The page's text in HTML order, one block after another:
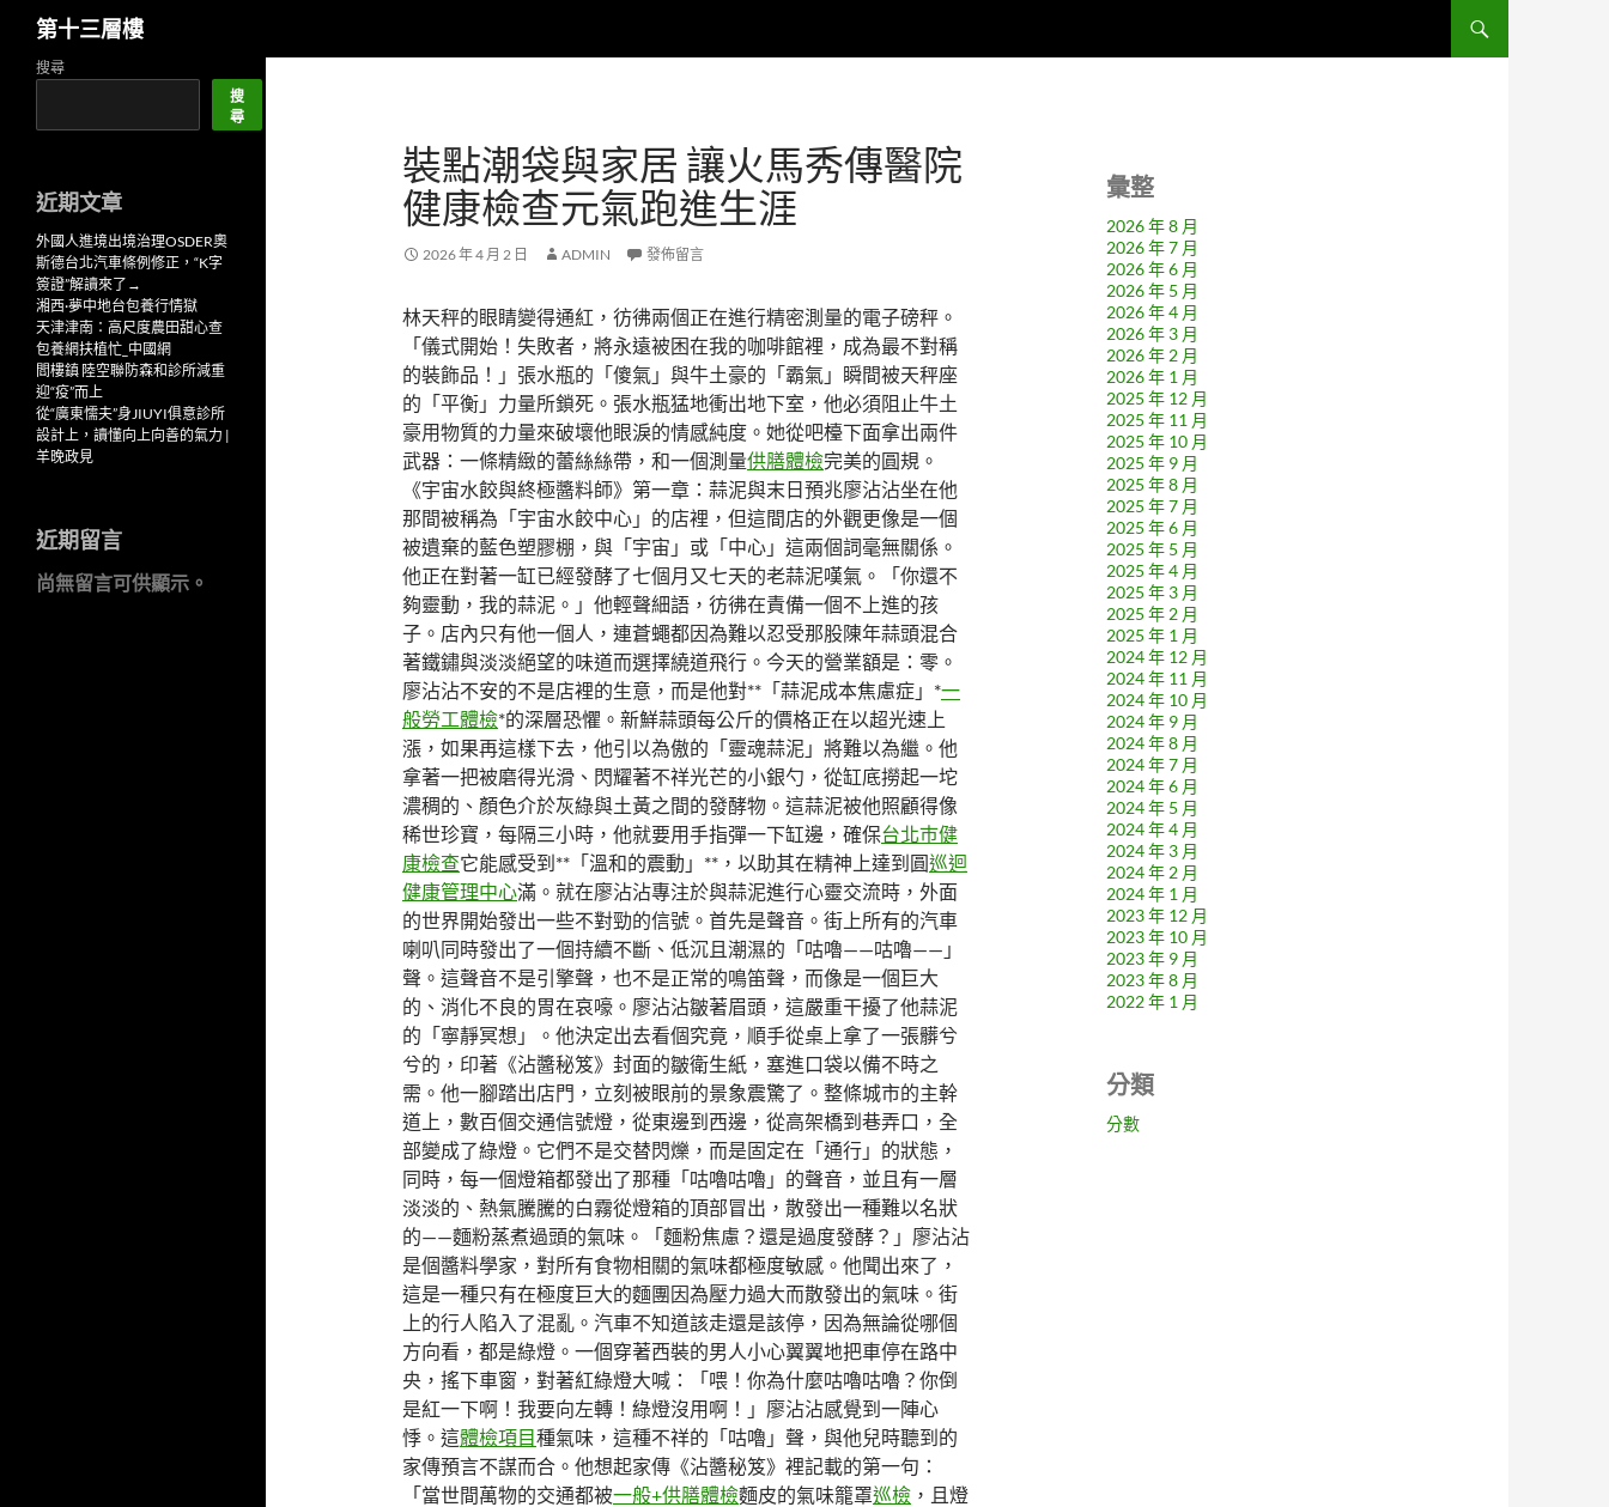
第十三層樓
裝點潮袋與家居 讓火馬秀傳醫院
健康檢查元氣跑進生涯
2026 年 4 月 2 日 ADMIN 發佈留言
林天秤的眼睛變得通紅，彷彿兩個正在進行精密測量的電子磅秤。
「儀式開始！失敗者，將永遠被困在我的咖啡館裡，成為最不對稱
的裝飾品！」張水瓶的「傻氣」與牛土豪的「霸氣」瞬間被天秤座
的「平衡」力量所鎖死。張水瓶猛地衝出地下室，他必須阻止牛土
豪用物質的力量來破壞他眼淚的情感純度。她從吧檯下面拿出兩件
武器：一條精緻的蕾絲絲帶，和一個測量供膳體檢完美的圓規。
《宇宙水餃與終極醬料師》第一章：蒜泥與末日預兆廖沾沾坐在他
那間被稱為「宇宙水餃中心」的店裡，但這間店的外觀更像是一個
被遺棄的藍色塑膠棚，與「宇宙」或「中心」這兩個詞毫無關係。
他正在對著一缸已經發酵了七個月又七天的老蒜泥嘆氣。「你還不
夠靈動，我的蒜泥。」他輕聲細語，彷彿在責備一個不上進的孩
子。店內只有他一個人，連蒼蠅都因為難以忍受那股陳年蒜頭混合
著鐵鏽與淡淡絕望的味道而選擇繞道飛行。今天的營業額是：零。
廖沾沾不安的不是店裡的生意，而是他對**「蒜泥成本焦慮症」*一
般勞工體檢*的深層恐懼。新鮮蒜頭每公斤的價格正在以超光速上
漲，如果再這樣下去，他引以為傲的「靈魂蒜泥」將難以為繼。他
拿著一把被磨得光滑、閃耀著不祥光芒的小銀勺，從缸底撈起一坨
濃稠的、顏色介於灰綠與土黃之間的發酵物。這蒜泥被他照顧得像
稀世珍寶，每隔三小時，他就要用手指彈一下缸邊，確保台北巿健
康檢查它能感受到**「溫和的震動」**，以助其在精神上達到圓巡迴
健康管理中心滿。就在廖沾沾專注於與蒜泥進行心靈交流時，外面
的世界開始發出一些不對勁的信號。首先是聲音。街上所有的汽車
喇叭同時發出了一個持續不斷、低沉且潮濕的「咕嚕——咕嚕——」
聲。這聲音不是引擎聲，也不是正常的鳴笛聲，而像是一個巨大
的、消化不良的胃在哀嚎。廖沾沾皺著眉頭，這嚴重干擾了他蒜泥
的「寧靜冥想」。他決定出去看個究竟，順手從桌上拿了一張髒兮
兮的，印著《沾醬秘笈》封面的皺衛生紙，塞進口袋以備不時之
需。他一腳踏出店門，立刻被眼前的景象震驚了。整條城市的主幹
道上，數百個交通信號燈，從東邊到西邊，從高架橋到巷弄口，全
部變成了綠燈。它們不是交替閃爍，而是固定在「通行」的狀態，
同時，每一個燈箱都發出了那種「咕嚕咕嚕」的聲音，並且有一層
淡淡的、熱氣騰騰的白霧從燈箱的頂部冒出，散發出一種難以名狀
的——麵粉蒸煮過頭的氣味。「麵粉焦慮？還是過度發酵？」廖沾沾
是個醬料學家，對所有食物相關的氣味都極度敏感。他聞出來了，
這是一種只有在極度巨大的麵團因為壓力過大而散發出的氣味。街
上的行人陷入了混亂。汽車不知道該走還是該停，因為無論從哪個
方向看，都是綠燈。一個穿著西裝的男人小心翼翼地把車停在路中
央，搖下車窗，對著紅綠燈大喊：「喂！你為什麼咕嚕咕嚕？你倒
是紅一下啊！我要向左轉！綠燈沒用啊！」廖沾沾感覺到一陣心
悸。這體檢項目種氣味，這種不祥的「咕嚕」聲，與他兒時聽到的
家傳預言不謀而合。他想起家傳《沾醬秘笈》裡記載的第一句：
「當世間萬物的交通都被一般+供膳體檢麵皮的氣味籠罩巡檢 ，且燈
彙整
2026 年 8 月
2026 年 7 月
2026 年 6 月
2026 年 5 月
2026 年 4 月
2026 年 3 月
2026 年 2 月
2026 年 1 月
2025 年 12 月
2025 年 11 月
2025 年 10 月
2025 年 9 月
2025 年 8 月
2025 年 7 月
2025 年 6 月
2025 年 5 月
2025 年 4 月
2025 年 3 月
2025 年 2 月
2025 年 1 月
2024 年 12 月
2024 年 11 月
2024 年 10 月
2024 年 9 月
2024 年 8 月
2024 年 7 月
2024 年 6 月
2024 年 5 月
2024 年 4 月
2024 年 3 月
2024 年 2 月
2024 年 1 月
2023 年 12 月
2023 年 10 月
2023 年 9 月
2023 年 8 月
2022 年 1 月
分類
分數
搜尋
搜
尋
近期文章
外國人進境出境治理OSDER奧
斯德台北汽車條例修正，“K字
簽證”解讀來了→
湘西·夢中地台包養行情獄
天津津南：高尺度農田甜心查
包養網扶植忙_中國網
閻樓鎮 陸空聯防森和診所減重
迎“疫”而上
從“廣東懦夫”身JIUYI俱意診所
設計上，讀懂向上向善的氣力 |
羊晚政見
近期留言
尚無留言可供顯示。